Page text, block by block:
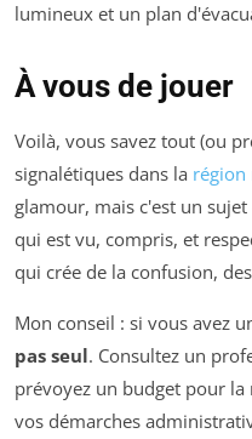
lumineux et un plan
À vous de jouer
Voilà, vous savez tout (ou
signalétiques dans la région
glamour, mais c'est un
qui est vu, compris, et
qui crée de la confusion,
Mon conseil : si vous avez
pas seul. Consultez un
prévoyez un budget pour la
vos démarches